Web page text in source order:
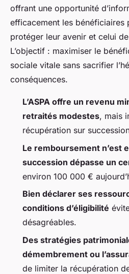
offrant une opportunité
efficacement les bénéficiaires
protéger leur avenir et celui
L’objectif : maximiser le
sociale vitale sans sacrifier
conséquences.
L’ASPA offre un revenu
retraités modestes, mais
récupération sur
Le remboursement n’est
succession dépasse un
environ 100 000 €
Bien déclarer ses
conditions d’éligibilité
désagréables.
Des stratégies
démembrement ou
de limiter la récupération de